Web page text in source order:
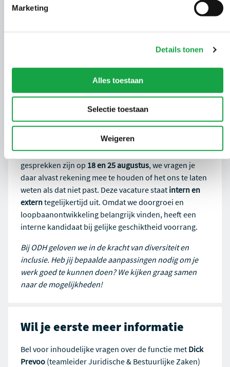
Marketing
Details tonen
Alles toestaan
Selectie toestaan
Weigeren
Werken bij Omgevingsdienst
Nieuwsgierig naar het veelzijdige werk van
deze regio zo bijzonder maakt.
Kom je ons team versterken?
9 augustusje motivatie en cv voor
vacature ‘2026-39’ naarvacatures@odh.nl. De
gesprekken zijn op 18 en 25 augustus, we vragen je
daar alvast rekening mee te houden of het ons te laten
weten als dat niet past. Deze vacature staat intern en
externtegelijkertijd uit. Omdat we doorgroei en
loopbaanontwikkeling belangrijk vinden, heeft een
interne kandidaat bij gelijke geschiktheid voorrang.
Bij ODH geloven we in de kracht van diversiteit en
inclusie. Heb jij bepaalde aanpassingen nodig om je
werk goed te kunnen doen? We kijken graag samen
naar de mogelijkheden!
Wil je eerste meer informatie
Bel voor inhoudelijke vragen over de functie met Dick
Prevoo (teamleider Juridische & Bestuurlijke Zaken)